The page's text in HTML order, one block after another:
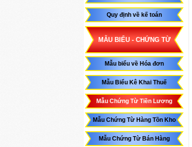
Quy định về kế toán
MẪU BIỂU - CHỨNG TỪ
Mẫu biểu về Hóa đơn
Mẫu Biểu Kê Khai Thuế
Mẫu Chứng Từ Tiền Lương
Mẫu Chứng Từ Hàng Tồn Kho
Mẫu Chứng Từ Bán Hàng